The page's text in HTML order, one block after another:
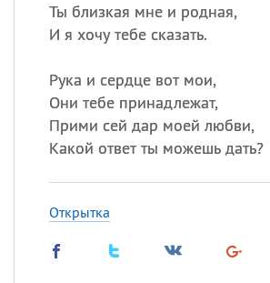
Ты близкая мне и родная,
И я хочу тебе сказать.
Рука и сердце вот мои,
Они тебе принадлежат,
Прими сей дар моей любви,
Какой ответ ты можешь дать?
Открытка